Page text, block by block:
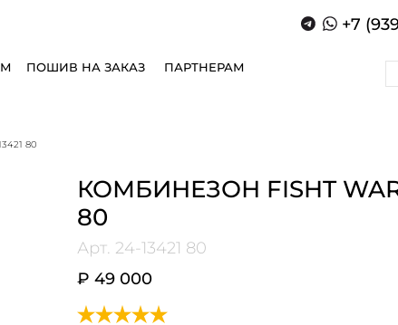
+7
ПОШИВ НА ЗАКАЗ ПАРТНЕРАМ
80
КОМБИНЕЗОН FISHT
80
Арт. 24-13421 80
₽ 49 000